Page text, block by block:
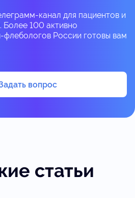
канал для пациентов и
100 активно
флебологов России готовы вам
вопрос
статьи